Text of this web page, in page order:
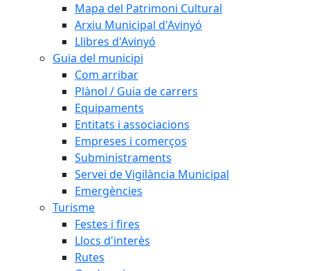
Mapa del Patrimoni Cultural
Arxiu Municipal d'Avinyó
Llibres d'Avinyó
Guia del municipi
Com arribar
Plànol / Guia de carrers
Equipaments
Entitats i associacions
Empreses i comerços
Subministraments
Servei de Vigilància Municipal
Emergències
Turisme
Festes i fires
Llocs d'interès
Rutes